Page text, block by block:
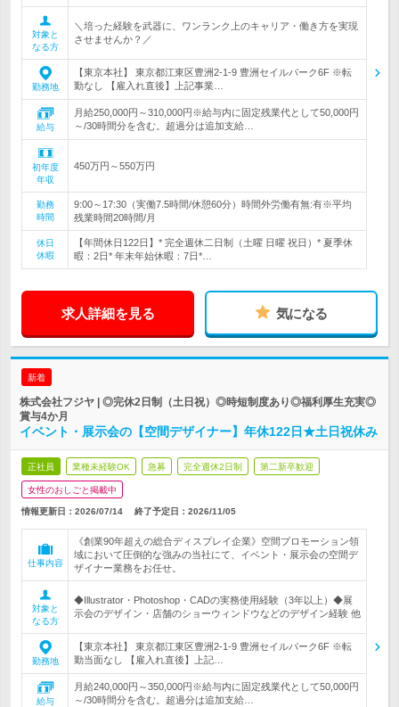
対象と
なる方
＼培った経験を武器に、ワンランク上のキャリア・働き方を実現
させませんか？／
勤務地
【東京本社】 東京都江東区豊洲2-1-9 豊洲セイルパーク6F ※転
勤なし 【雇入れ直後】上記事業…
給与
月給250,000円～310,000円※給与内に固定残業代として50,000円
～/30時間分を含む。超過分は追加支給…
初年度
年収
450万円～550万円
勤務
時間
9:00～17:30（実働7.5時間/休憩60分）時間外労働有無:有※平均
残業時間20時間/月
休日
休暇
【年間休日122日】* 完全週休二日制（土曜 日曜 祝日）* 夏季休
暇：2日* 年末年始休暇：7日*…
求人詳細を見る 気になる
新着
株式会社フジヤ | ◎完休2日制（土日祝）◎時短制度あり◎福利厚生充実◎
賞与4か月
イベント・展示会の【空間デザイナー】年休122日★土日祝休み
正社員 業種未経験OK 急募 完全週休2日制 第二新卒歓迎
女性のおしごと掲載中
情報更新日：2026/07/14 終了予定日： 2026/11/05
仕事内容
《創業90年超えの総合ディスプレイ企業》空間プロモーション領
域において圧倒的な強みの当社にて、イベント・展示会の空間デ
ザイナー業務をお任せ。
対象と
なる方
◆Illustrator・Photoshop・CADの実務使用経験（3年以上）◆展
示会のデザイン・店舗のショーウィンドウなどのデザイン経験 他
勤務地
【東京本社】 東京都江東区豊洲2-1-9 豊洲セイルパーク6F ※転
勤当面なし 【雇入れ直後】上記…
給与
月給240,000円～350,000円※給与内に固定残業代として50,000円
～/30時間分を含む。超過分は追加支給…